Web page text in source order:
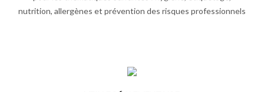
nutrition, allergènes et prévention des risques professionnels